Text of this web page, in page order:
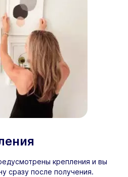
крепления и вы
сразу после получения.